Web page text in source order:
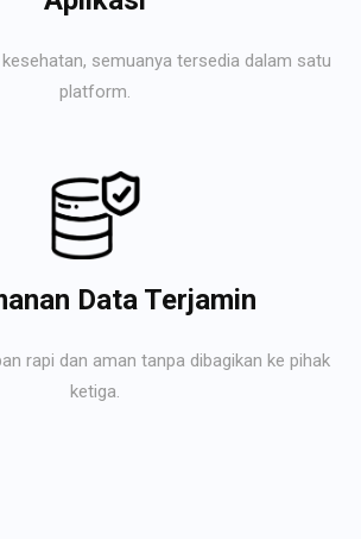
semuanya tersedia dalam satu
platform.
Data Terjamin
rapi dan aman tanpa dibagikan ke pihak
ketiga.